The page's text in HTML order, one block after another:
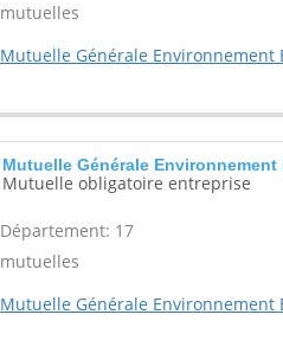
mutuelles
Mutuelle Générale Environnement
Mutuelle Générale Environnement
Mutuelle obligatoire entreprise
Département: 17
mutuelles
Mutuelle Générale Environnement